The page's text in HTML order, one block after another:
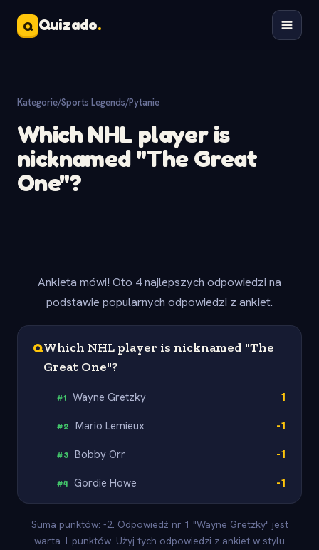
Q Quizado.
Kategorie/Sports Legends/Pytanie
Which NHL player is
nicknamed "The Great
One"?
Ankieta mówi! Oto 4 najlepszych odpowiedzi na
podstawie popularnych odpowiedzi z ankiet.
QWhich NHL player is nicknamed "The
Great One"?
#1 Wayne Gretzky 1
#2 Mario Lemieux -1
#3 Bobby Orr -1
#4 Gordie Howe -1
Suma punktów: -2. Odpowiedź nr 1 "Wayne Gretzky" jest
warta 1 punktów. Użyj tych odpowiedzi z ankiet w stylu